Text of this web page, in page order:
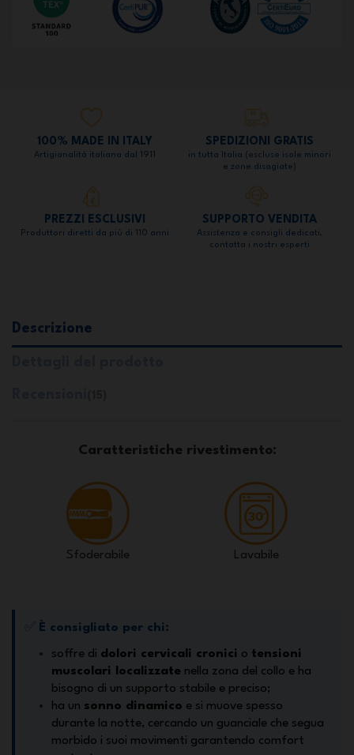
100% MADE IN ITALY
Artigianalità italiana dal 1911
SPEDIZIONI GRATIS
in tutta Italia (escluse isole minori
e zone disagiate)
PREZZI ESCLUSIVI
Produttori diretti da più di 110 anni
SUPPORTO VENDITA
Assistenza e consigli dedicati,
contatta i nostri esperti
Descrizione
Caratteristiche rivestimento:
Sfoderabile Lavabile
È consigliato per chi:
soffre di dolori cervicali cronici o tensioni
muscolari localizzate nella zona del collo e ha
bisogno di un supporto stabile e preciso;
ha un sonno dinamico e si muove spesso
durante la notte, cercando un guanciale che segua
morbido i suoi movimenti garantendo comfort